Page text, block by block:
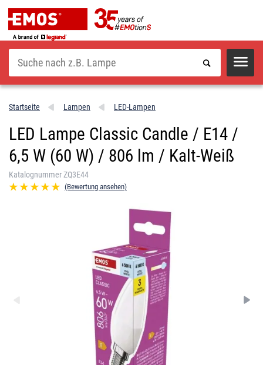
Suche
Startseite Lampen LED-Lampen
LED Lampe Classic Candle / E14 /
6,5 W (60 W) / 806 lm / Kalt-Weiß
Katalognummer ZQ3E44
(Bewertung ansehen)